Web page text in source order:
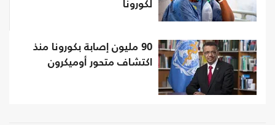
لكورونا
90 مليون إصابة بكورونا منذ
اكتشاف متحور أوميكرون